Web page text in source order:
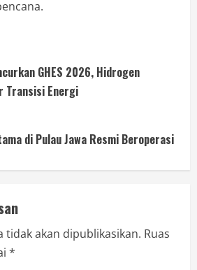
GHES 2026, Hidrogen
Transisi Energi
di Pulau Jawa Resmi Beroperasi
tidak akan dipublikasikan. Ruas
*